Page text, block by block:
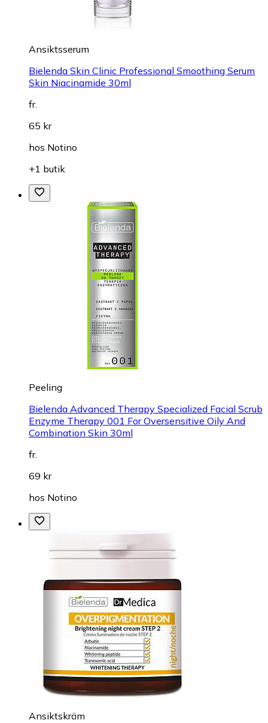
Ansiktsserum
Bielenda Skin Clinic Professional Smoothing Serum
Skin Niacinamide 30ml
fr.
65 kr
hos Notino
+1 butik
Peeling
Bielenda Advanced Therapy Specialized Facial Scrub
Enzyme Therapy 001 For Oversensitive Oily And
Combination Skin 30ml
fr.
69 kr
hos Notino
Ansiktskräm